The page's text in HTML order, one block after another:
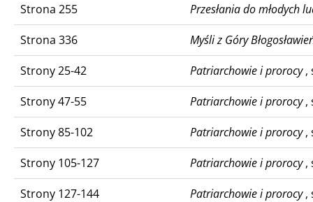
Strona 255
Przesłania do młodych
Strona 336
Myśli z Góry
Strony 25-42
Patriarchowie i prorocy,
Strony 47-55
Patriarchowie i prorocy,
Strony 85-102
Patriarchowie i prorocy,
Strony 105-127
Patriarchowie i prorocy,
Strony 127-144
Patriarchowie i prorocy,